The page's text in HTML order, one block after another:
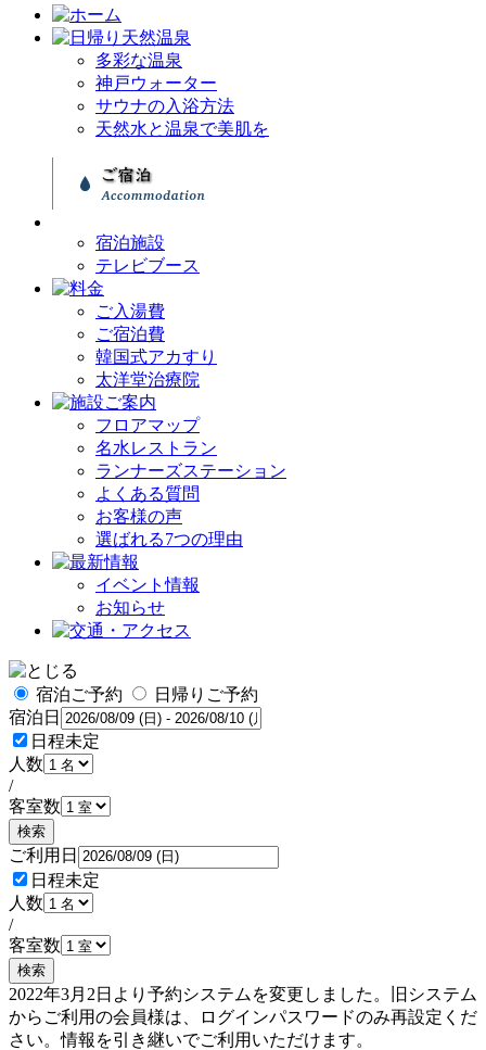
多彩な温泉
神戸ウォーター
サウナの入浴方法
天然水と温泉で美肌を
宿泊施設
テレビブース
ご入湯費
ご宿泊費
韓国式アカすり
太洋堂治療院
フロアマップ
名水レストラン
ランナーズステーション
よくある質問
お客様の声
選ばれる7つの理由
イベント情報
お知らせ
宿泊ご予約
日帰りご予約
宿泊日
日程未定
人数
/
客室数
検索
ご利用日
日程未定
人数
/
客室数
検索
2022年3月2日より予約システムを変更しました。旧システム
からご利用の会員様は、ログインパスワードのみ再設定くだ
さい。情報を引き継いでご利用いただけます。